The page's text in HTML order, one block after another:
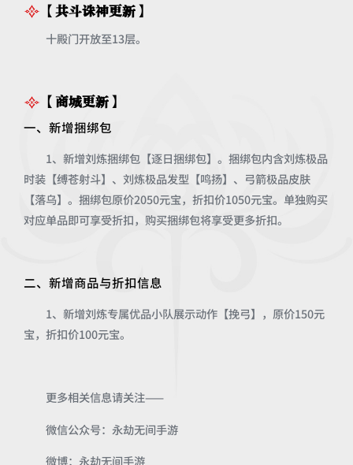
【共斗诛神更新】
十殿门开放至13层。
【商城更新】
一、新增捆绑包
1、新增刘炼捆绑包【逐日捆绑包】。捆绑包内含刘炼极品
时装【缚苍射斗】、刘炼极品发型【鸣扬】、弓箭极品皮肤
【落乌】。捆绑包原价2050元宝，折扣价1050元宝。单独购买
对应单品即可享受折扣，购买捆绑包将享受更多折扣。
二、新增商品与折扣信息
1、新增刘炼专属优品小队展示动作【挽弓】，原价150元
宝，折扣价100元宝。
更多相关信息请关注——
微信公众号：永劫无间手游
微博：永劫无间手游